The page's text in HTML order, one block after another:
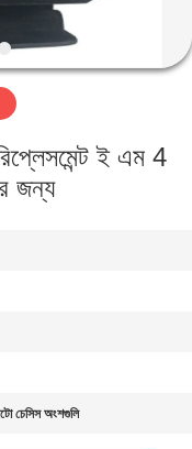
ই এম 4
জন্য
চেসিস অংশগুলি